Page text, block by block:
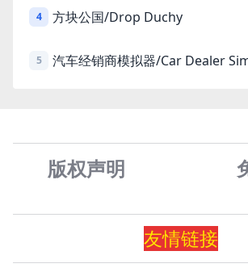
4 方块公国/Drop Duchy
5 汽车经销商模拟器/Car Dealer
版权声明
友情链接